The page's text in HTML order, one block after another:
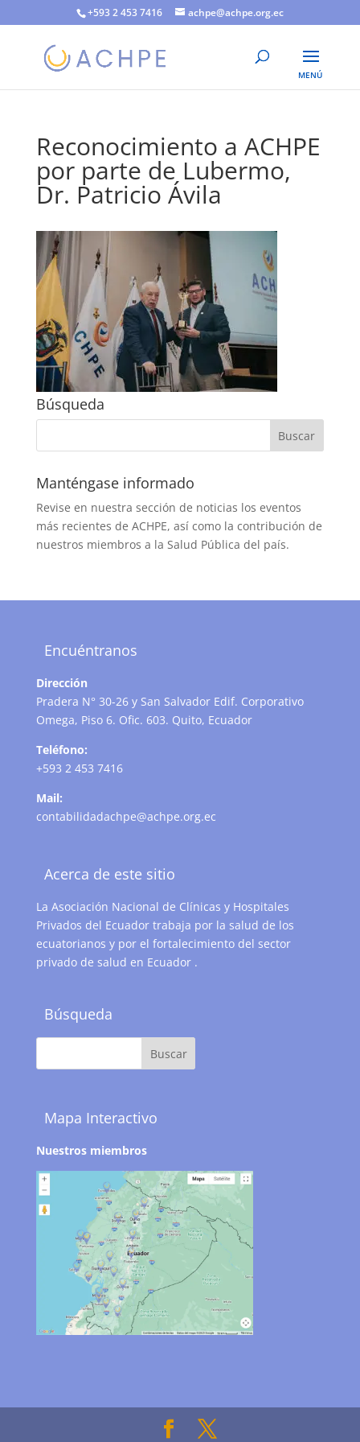
+593 2 453 7416 achpe@achpe.org.ec
Reconocimiento a ACHPE
por parte de Lubermo,
Dr. Patricio Ávila
Búsqueda
Manténgase informado
Revise en nuestra sección de noticias los eventos
más recientes de ACHPE, así como la contribución de
nuestros miembros a la Salud Pública del país.
Encuéntranos
Dirección
Pradera N° 30-26 y San Salvador Edif. Corporativo
Omega, Piso 6. Ofic. 603. Quito, Ecuador
Teléfono:
+593 2 453 7416
Mail:
contabilidadachpe@achpe.org.ec
Acerca de este sitio
La Asociación Nacional de Clínicas y Hospitales
Privados del Ecuador trabaja por la salud de los
ecuatorianos y por el fortalecimiento del sector
privado de salud en Ecuador .
Búsqueda
Mapa Interactivo
Nuestros miembros